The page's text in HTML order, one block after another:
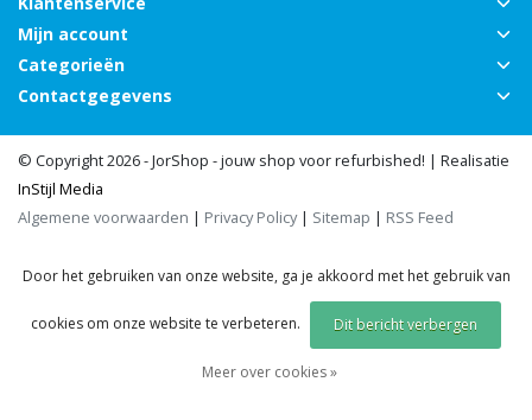
Mijn account
Categorieën
Contactgegevens
© Copyright 2026 - JorShop - jouw shop voor refurbished! | Realisatie
InStijl Media
Algemene voorwaarden | Privacy Policy| Sitemap | RSS Feed
Door het gebruiken van onze website, ga je akkoord met het gebruik van
cookies om onze website te verbeteren. Dit bericht verbergen
Meer over cookies »